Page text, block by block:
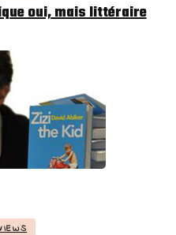
oui, mais littéraire